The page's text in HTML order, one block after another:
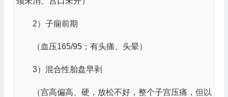
2）子痫前期
（血压165/95；有头痛、头晕）
3）混合性胎盘早剥
（宫高偏高、硬，放松不好，整个子宫压痛，但以